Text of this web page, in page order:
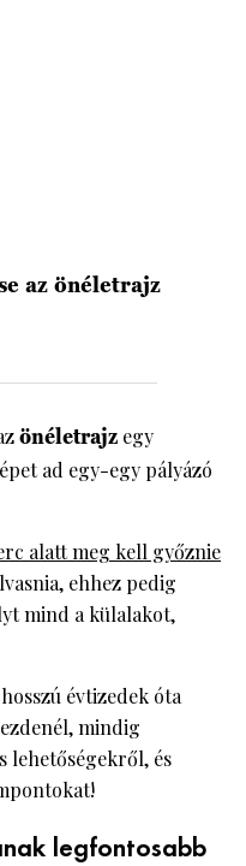
az önéletrajz
önéletrajz egy
ad egy-egy pályázó
alatt meg kell győznie
ehhez pedig
mind a külalakot,
évtizedek óta
mindig
lehetőségekről, és
legfontosabb